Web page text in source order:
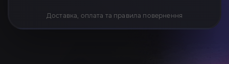
Доставка, оплата та правила повернення